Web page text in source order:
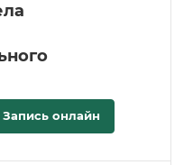
Запись онлайн